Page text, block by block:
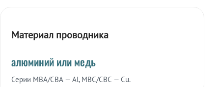
Материал проводника
алюминий или медь
Серии МВА/СВА — Al, МВС/СВС — Cu.